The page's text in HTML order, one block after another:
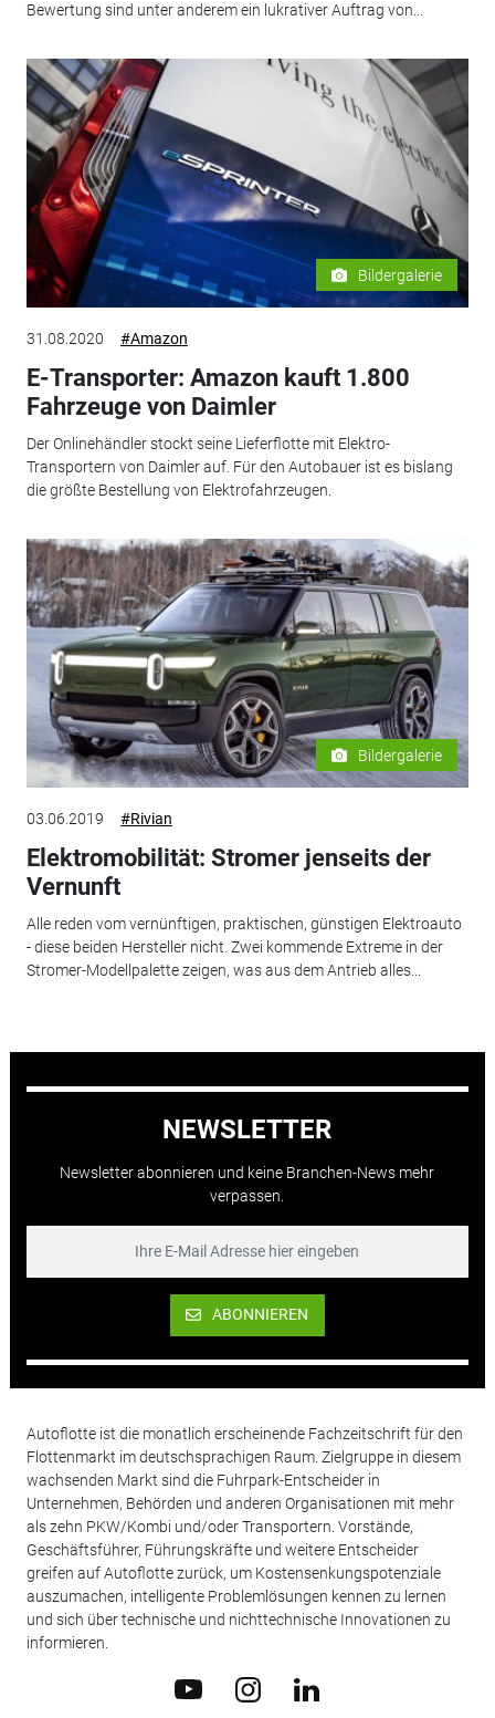
Bewertung sind unter anderem ein lukrativer Auftrag von...
Bildergalerie
31.08.2020 #Amazon
E-Transporter: Amazon kauft 1.800
Fahrzeuge von Daimler
Der Onlinehändler stockt seine Lieferflotte mit Elektro-
Transportern von Daimler auf. Für den Autobauer ist es bislang
die größte Bestellung von Elektrofahrzeugen.
Bildergalerie
03.06.2019 #Rivian
Elektromobilität: Stromer jenseits der
Vernunft
Alle reden vom vernünftigen, praktischen, günstigen Elektroauto
- diese beiden Hersteller nicht. Zwei kommende Extreme in der
Stromer-Modellpalette zeigen, was aus dem Antrieb alles...
NEWSLETTER
Newsletter abonnieren und keine Branchen-News mehr
verpassen.
ABONNIEREN
Autoflotte ist die monatlich erscheinende Fachzeitschrift für den
Flottenmarkt im deutschsprachigen Raum. Zielgruppe in diesem
wachsenden Markt sind die Fuhrpark-Entscheider in
Unternehmen, Behörden und anderen Organisationen mit mehr
als zehn PKW/Kombi und/oder Transportern. Vorstände,
Geschäftsführer, Führungskräfte und weitere Entscheider
greifen auf Autoflotte zurück, um Kostensenkungspotenziale
auszumachen, intelligente Problemlösungen kennen zu lernen
und sich über technische und nichttechnische Innovationen zu
informieren.